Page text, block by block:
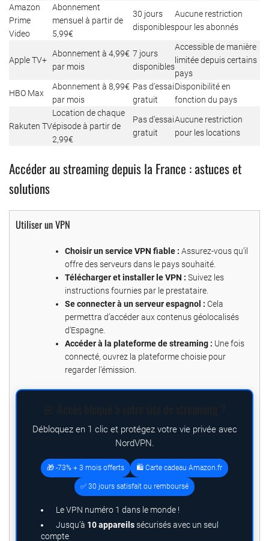
Amazon
Prime
Video
Abonnement
mensuel à partir de
5,99€
30 jours
disponibles
Aucune restriction
pour les abonnés
Apple TV+
Abonnement à 4,99€
par mois
7 jours
disponibles
Accessible de manière
limitée depuis certains
pays
HBO Max
Abonnement à 8,99€
par mois
Pas d’essai
gratuit
Disponibilité en
fonction du pays
Rakuten TV
Location de chaque
épisode à partir de
2,99€
Pas d’essai
gratuit
Aucune restriction
pour les locations
Accéder au streaming depuis la France : astuces et
solutions
Utiliser un VPN
Choisir un service VPN fiable : Assurez-vous qu’il
offre des serveurs dans le pays souhaité.
Télécharger et installer le VPN : Suivez les
instructions fournies par le prestataire.
Se connecter à un serveur espagnol : Cela
permettra d’accéder aux contenus géolocalisés
d’Espagne.
Accéder à la plateforme de streaming : Une fois
connecté, ouvrez la plateforme choisie pour
regarder l’émission.
Débloquez en 1 clic et protégez votre vie privée avec
NordVPN.
🎁 -73% + 3 mois offerts 🛍️ Carte cadeau Amazon.fr
✅ 30 jours satisfait ou remboursé
Le VPN numéro 1 dans le monde !
Jusqu’à 10 appareilssécurisés avec un seul
compte